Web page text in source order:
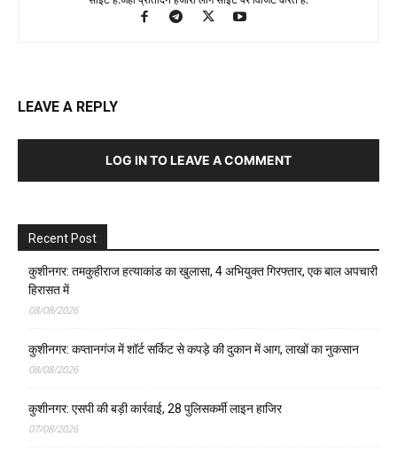
LEAVE A REPLY
LOG IN TO LEAVE A COMMENT
Recent Post
कुशीनगर: तमकुहीराज हत्याकांड का खुलासा, 4 अभियुक्त गिरफ्तार, एक बाल अपचारी
हिरासत में
08/08/2026
कुशीनगर: कप्तानगंज में शॉर्ट सर्किट से कपड़े की दुकान में आग, लाखों का नुकसान
08/08/2026
कुशीनगर: एसपी की बड़ी कार्रवाई, 28 पुलिसकर्मी लाइन हाजिर
07/08/2026